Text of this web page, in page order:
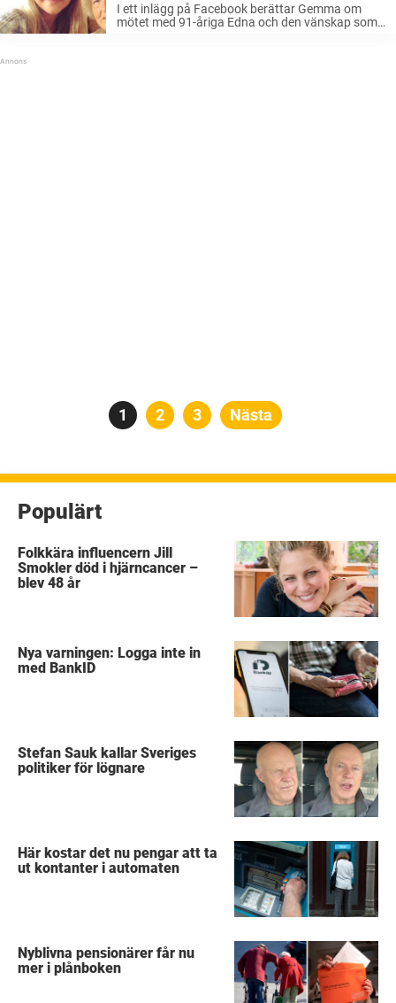
I ett inlägg på Facebook berättar Gemma om
mötet med 91-åriga Edna och den vänskap som
Sidnumrering
Sida
1 Sida
2 Sida
3 Nästa
Populärt
Folkkära influencern Jill
Smokler död i hjärncancer –
blev 48 år
Nya varningen: Logga inte in
med BankID
Stefan Sauk kallar Sveriges
politiker för lögnare
Här kostar det nu pengar att ta
ut kontanter i automaten
Nyblivna pensionärer får nu
mer i plånboken